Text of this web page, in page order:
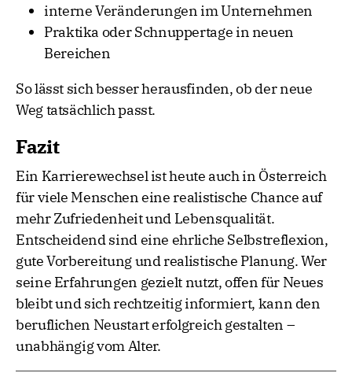
interne Veränderungen im Unternehmen
Praktika oder Schnuppertage in neuen
Bereichen
So lässt sich besser herausfinden, ob der neue
Weg tatsächlich passt.
Fazit
Ein Karrierewechsel ist heute auch in Österreich
für viele Menschen eine realistische Chance auf
mehr Zufriedenheit und Lebensqualität.
Entscheidend sind eine ehrliche Selbstreflexion,
gute Vorbereitung und realistische Planung. Wer
seine Erfahrungen gezielt nutzt, offen für Neues
bleibt und sich rechtzeitig informiert, kann den
beruflichen Neustart erfolgreich gestalten –
unabhängig vom Alter.